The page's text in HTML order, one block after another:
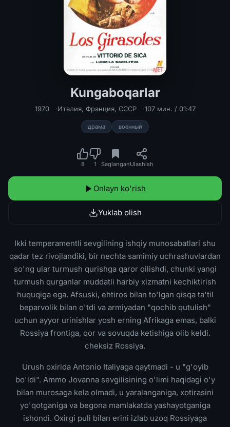
Kungaboqarlar
Kungaboqarlar Uzbek tilida 1970
1970 Италия, Франция, СССР 107 мин. / 01:47
драма военный
8 1 SaqlanganUlashish
Onlayn ko'rish
Yuklab olish
Ikki temperamentli sevgilining ishqiy munosabatlari shu
qadar tez rivojlandiki, bir nechta samimiy uchrashuvlardan
so'ng ular turmush qurishga qaror qilishdi, chunki yangi
turmush qurganlar muddatli harbiy xizmatni kechiktirish
huquqiga ega. Afsuski, ehtiros bilan to'lgan qisqa ta'til
beparvolik bilan o'tdi va armiyadan "qochib qutulish"
uchun ayyor urinishlar yosh erning Afrikaga emas, balki
Rossiya frontiga, qor va sovuqda ketishiga olib keldi.
cheksiz Rossiya.
Urush oxirida Antonio Italiyaga qaytmadi - u "g'oyib
bo'ldi". Ammo Jovanna sevgilisining o'limi haqidagi o'y
bilan murosaga kela olmadi, u yaralanganiga, xotirasini
yo'qotganiga va begona mamlakatda yashayotganiga
ishondi. Oxirgi puli bilan erini izlab uzoq Rossiyaga